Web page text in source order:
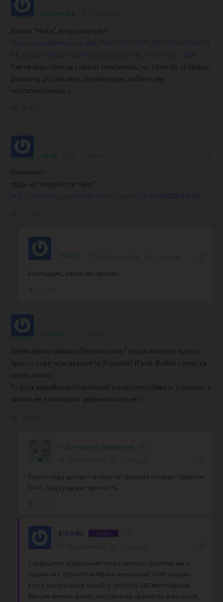
Dremy4iy
Фильм “Нити”, вчера смотрел.
Там правда советы с натой замесились, но тоже из-за Ирана,
фильмец доставляет, рекомендую любителям
постапокалипсиса.
5
Jash
Внезапно!
тыць на “перевести твит”
atlast
Благодарю, очень интересно.
yozhik
Зачем Ирану сбивать беспилотник? Когда можно и нужно
просто ответить на налеты Израиля? И все. Война случится
как по заказу.
То есть еврейские атакующие аэропланы сбивать страшно, а
никого не трогающие американские нет?
15
FOX короче северный
yozhik
Таки И куда делаются налёты? Видимо на Иран? Пишите
ЕСчё, буду рад вас прочесть.
2
BIGONE Author
yozhik
Совершено правильная точка зрения, поэтому мы и
пишем что стратегия Ирана непонятая. Хотя скорее
всего там расклад такой: у аятоллы 100 миллиардов
баксов личных денег, которые он хранит не в матрасе,